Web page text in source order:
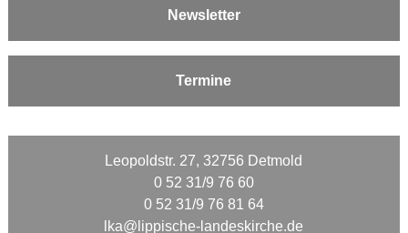
Newsletter
Termine
Leopoldstr. 27, 32756 Detmold
0 52 31/9 76 60
0 52 31/9 76 81 64
lka@lippische-landeskirche.de